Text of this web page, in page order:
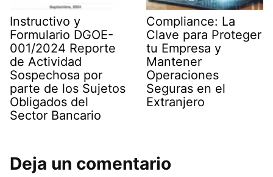
Instructivo y
Formulario DGOE-
001/2024 Reporte
de Actividad
Sospechosa por
parte de los Sujetos
Obligados del
Sector Bancario
Compliance: La
Clave para Proteger
tu Empresa y
Mantener
Operaciones
Seguras en el
Extranjero
Deja un comentario